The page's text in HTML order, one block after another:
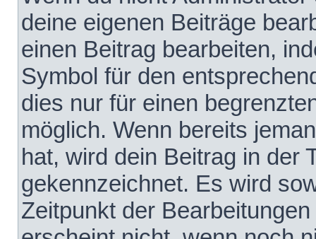
deine eigenen Beiträge
einen Beitrag bearbeiten,
Symbol für den
dies nur für einen
möglich. Wenn bereits
hat, wird dein Beitrag in der
gekennzeichnet. Es wird
Zeitpunkt der